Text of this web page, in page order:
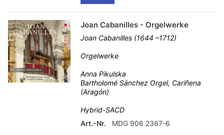
Joan Cabanilles - Orgelwerke
Joan Cabanilles (1644 –1712)
Orgelwerke
Anna Pikulska
Bartholomé Sánchez Orgel, Cariñena
(Aragón)
Hybrid-SACD
Art.-Nr.
MDG 906 2367-6